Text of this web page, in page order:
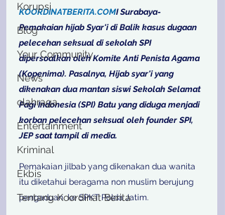
Korupsi
Blog
Your Community
News
olahraga
Entertainment
Kriminal
Ekbis
Tentang Koordinat Berita
KOORDINATBERITA.COMI Surabaya-
Pemakaian hijab Syar'i di Balik kasus dugaan
pelecehan seksual di sekolah SPI
dipersoalkan oleh Komite Anti Penista Agama
(Kopenima). Pasalnya, Hijab syar'i yang
dikenakan dua mantan siswi Sekolah Selamat
Pagi Indonesia (SPI) Batu yang diduga menjadi
korban pelecehan seksual oleh founder SPI,
JEP saat tampil di media.
Pemakaian jilbab yang dikenakan dua wanita
itu diketahui beragama non muslim berujung
pengaduan  ke SPKT Polda Jatim.